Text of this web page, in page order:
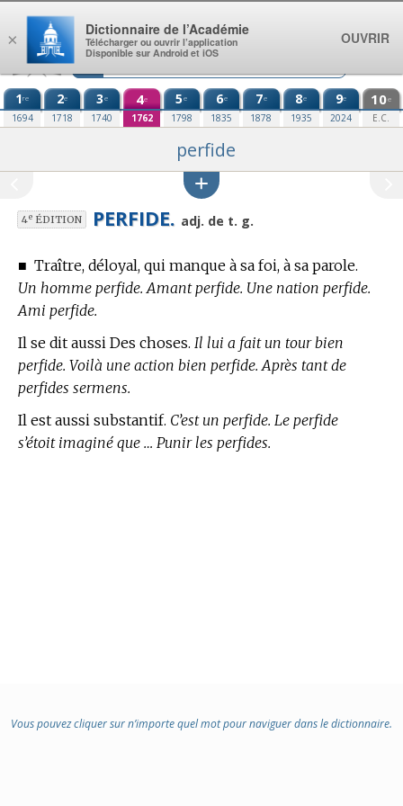
Aller au contenu
1re
1694
2e
1718
3e
1740
4e
1762
5e
1798
6e
1835
7e
1878
8e
1935
9e
2024
10e
E.C.
perfide
4eÉDITION PERFIDE. adj. de t. g.
■ Traître, déloyal, qui manque à sa foi, à sa parole.
Un homme perfide. Amant perfide. Une nation perfide.
Ami perfide.
Il se dit aussi Des choses. Il lui a fait un tour bien
perfide. Voilà une action bien perfide. Après tant de
perfides sermens.
Il est aussi substantif. C’est un perfide. Le perfide
s’étoit imaginé que … Punir les perfides.
Vous pouvez cliquer sur n’importe quel mot pour naviguer dans le dictionnaire.
×
Dictionnaire de l’Académie
Télécharger ou ouvrir l’application
Disponible sur Android et iOS
OUVRIR